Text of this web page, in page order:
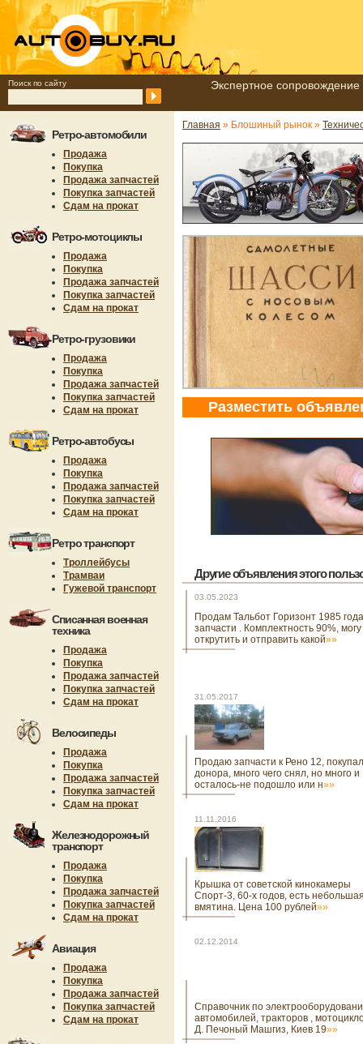
Поиск по сайту Экспертное
Ретро-автомобили
Продажа
Покупка
Продажа запчастей
Покупка запчастей
Сдам на прокат
Ретро-мотоциклы
Продажа
Покупка
Продажа запчастей
Покупка запчастей
Сдам на прокат
Ретро-грузовики
Продажа
Покупка
Продажа запчастей
Покупка запчастей
Сдам на прокат
Ретро-автобусы
Продажа
Покупка
Продажа запчастей
Покупка запчастей
Сдам на прокат
Ретро транспорт
Троллейбусы
Трамваи
Гужевой транспорт
Списанная военная
техника
Продажа
Покупка
Продажа запчастей
Покупка запчастей
Сдам на прокат
Велосипеды
Продажа
Покупка
Продажа запчастей
Покупка запчастей
Сдам на прокат
Железнодорожный
транспорт
Продажа
Покупка
Продажа запчастей
Покупка запчастей
Сдам на прокат
Авиация
Продажа
Покупка
Продажа запчастей
Покупка запчастей
Сдам на прокат
Главная » Блошиный рынок »
Разместить
Другие объявления этого
03.05.2023
Продам Тальбот Горизонт 1985
запчасти . Комплектность 90%, могу
открутить и отправить какой»»
31.05.2017
Продаю запчасти к Рено 12,
донора, много чего снял, но много и
осталось-не подошло или н»»
11.11.2016
Крышка от советской кинокамеры
Спорт-3, 60-х годов, есть
вмятина. Цена 100 рублей»»
02.12.2014
Справочник по
автомобилей, тракторов ,
Д. Печоный Машгиз, Киев 19»»